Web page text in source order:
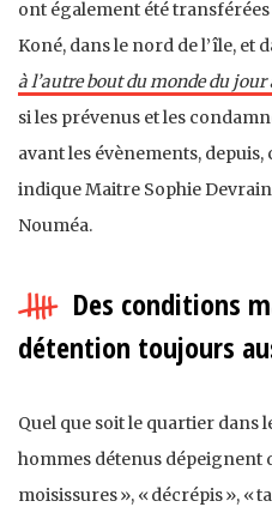
ont également été
Koné, dans le nord de l’île, et
à l’autre bout du monde du
si les prévenus et les
avant les évènements, depuis,
indique Maitre Sophie
Nouméa.
Des conditions
détention toujours
Quel que soit le quartier dans
hommes détenus dépeignent
moisissures », « décrépis », «